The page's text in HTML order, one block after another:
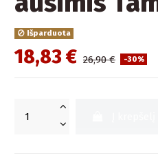
Išparduota
18,83 € 26,90 € -30%